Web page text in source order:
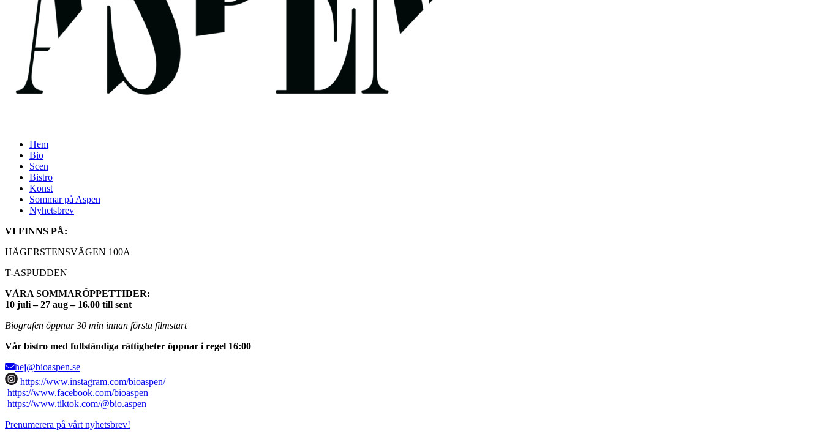
Hem
Bio
Scen
Bistro
Konst
Sommar på Aspen
Nyhetsbrev
VI FINNS PÅ:
HÄGERSTENSVÄGEN 100A
T-ASPUDDEN
VÅRA SOMMARÖPPETTIDER:
10 juli – 27 aug – 16.00 till sent
Biografen öppnar 30 min innan första filmstart
Vår bistro med fullständiga rättigheter öppnar i regel 16:00
hej@bioaspen.se
https://www.instagram.com/bioaspen/
https://www.facebook.com/bioaspen
https://www.tiktok.com/@bio.aspen
Prenumerera på vårt nyhetsbrev!